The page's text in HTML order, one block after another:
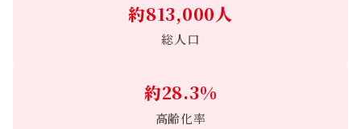
約813,000人
総人口
約28.3%
高齢化率